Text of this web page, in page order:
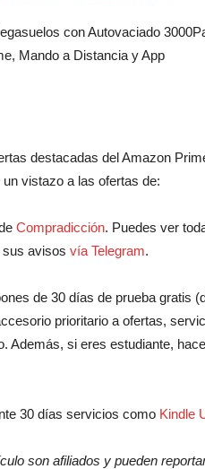
con Autovaciado
Mando a Distancia y App
destacadas del Amazon
vistazo a las ofertas de:
Compradicción. Puedes ver
sus avisos vía Telegram.
de 30 días de prueba gratis
prioritario a ofertas,
Además, si eres estudiante,
30 días servicios como Kindle
son afiliados y pueden